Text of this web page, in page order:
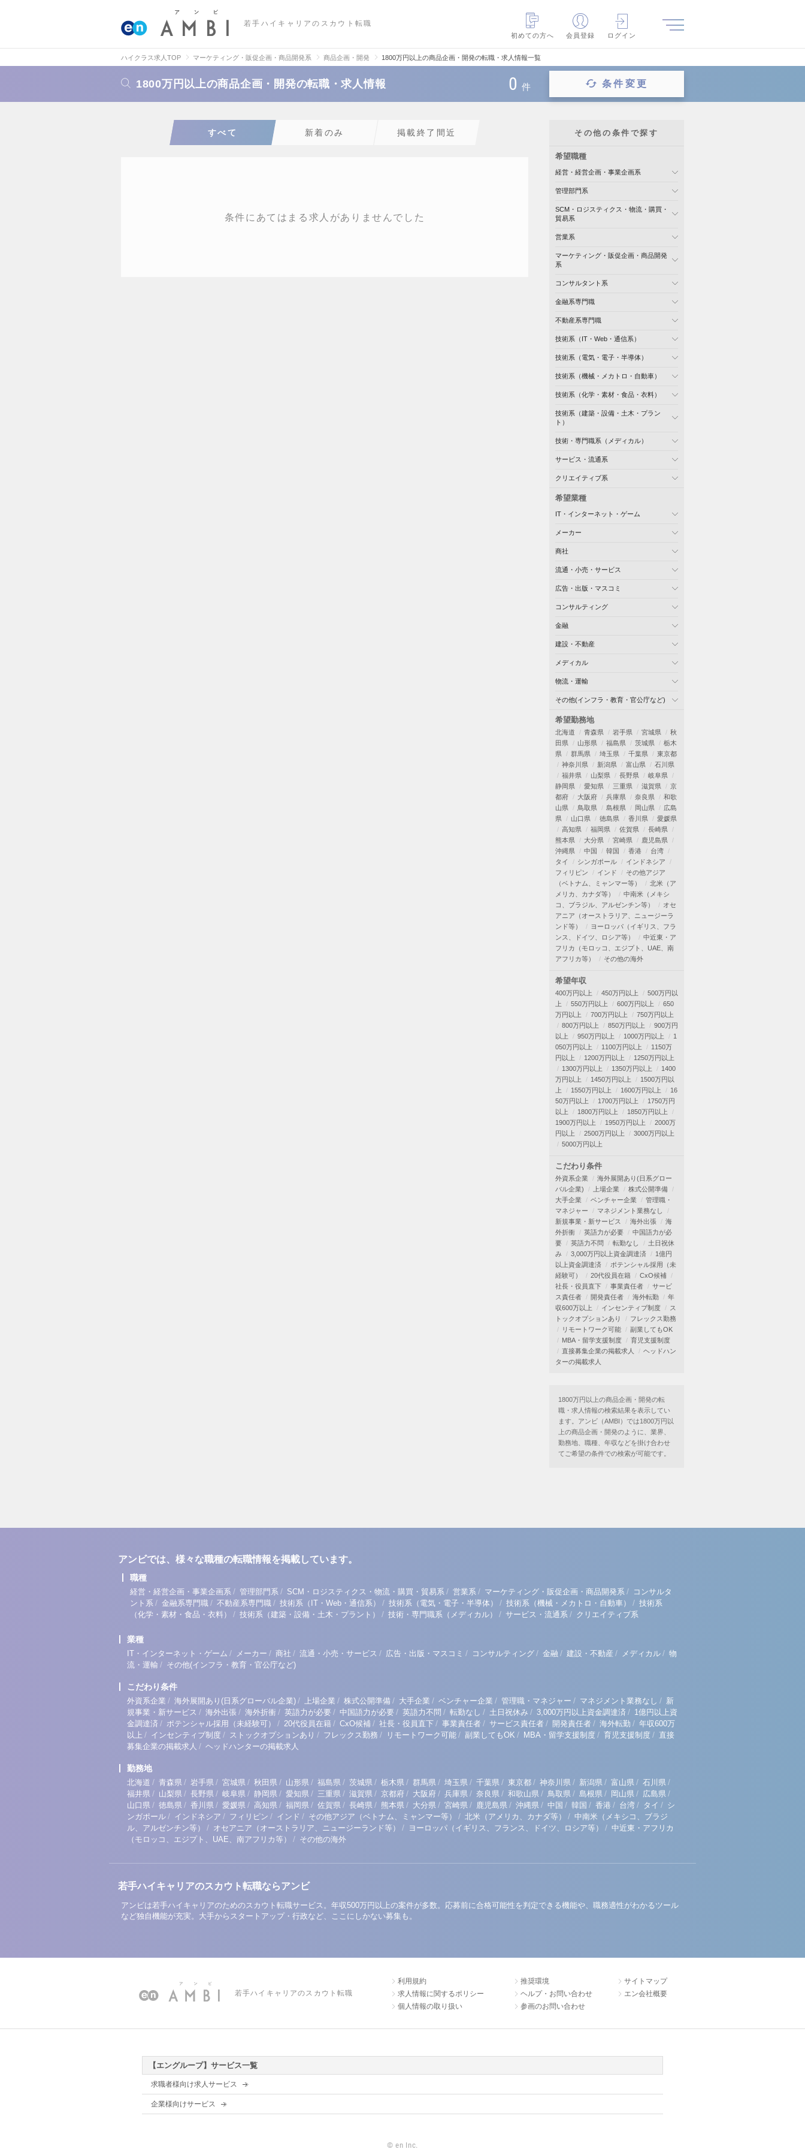
若手ハイキャリアのスカウト転職
初めての方へ
会員登録 ログイン
ハイクラス求人TOP マーケティング・販促企画・商品開発系 商品企画・開発 1800万円以上の商品企画・開発の転職・求人情報一覧
1800万円以上の商品企画・開発の転職・求人情報 0 件 条件変更
すべて 新着のみ 掲載終了間近
条件にあてはまる求人がありませんでした
その他の条件で探す
希望職種
経営・経営企画・事業企画系
管理部門系
SCM・ロジスティクス・物流・購買・
貿易系
営業系
マーケティング・販促企画・商品開発
系
コンサルタント系
金融系専門職
不動産系専門職
技術系（IT・Web・通信系）
技術系（電気・電子・半導体）
技術系（機械・メカトロ・自動車）
技術系（化学・素材・食品・衣料）
技術系（建築・設備・土木・プラン
ト）
技術・専門職系（メディカル）
サービス・流通系
クリエイティブ系
希望業種
IT・インターネット・ゲーム
メーカー
商社
流通・小売・サービス
広告・出版・マスコミ
コンサルティング
金融
建設・不動産
メディカル
物流・運輸
その他(インフラ・教育・官公庁など)
希望勤務地
北海道 青森県 岩手県 宮城県
秋
田県
山形県 福島県 茨城県
栃木
県
群馬県 埼玉県 千葉県
東京都
神奈川県
新潟県 富山県
石川県
福井県
山梨県 長野県
岐阜県
静岡県
愛知県 三重県 滋賀県
京
都府
大阪府 兵庫県 奈良県
和歌
山県
鳥取県 島根県 岡山県
広島
県
山口県 徳島県 香川県
愛媛県
高知県
福岡県 佐賀県
長崎県
熊本県
大分県 宮崎県
鹿児島県
沖縄県
中国 韓国 香港
台湾
タイ
シンガポール
インドネシア
フィリピン
インド
その他アジア
（ベトナム、ミャンマー等）
北米（ア
メリカ、カナダ等）
中南米（メキシ
コ、ブラジル、アルゼンチン等）
オセ
アニア（オーストラリア、ニュージーラ
ンド等）
ヨーロッパ（イギリス、フラ
ンス、ドイツ、ロシア等）
中近東・ア
フリカ（モロッコ、エジプト、UAE、南
アフリカ等）
その他の海外
希望年収
400万円以上 450万円以上
500万円以
上
550万円以上 600万円以上
650
万円以上
700万円以上
750万円以上
800万円以上
850万円以上
900万円
以上
950万円以上 1000万円以上
1
050万円以上
1100万円以上
1150万
円以上
1200万円以上
1250万円以上
1300万円以上
1350万円以上
1400
万円以上
1450万円以上
1500万円以
上
1550万円以上 1600万円以上
16
50万円以上
1700万円以上
1750万円
以上
1800万円以上
1850万円以上
1900万円以上
1950万円以上
2000万
円以上
2500万円以上
3000万円以上
5000万円以上
こだわり条件
外資系企業
海外展開あり(日系グロー
バル企業)
上場企業
株式公開準備
大手企業
ベンチャー企業
管理職・
マネジャー
マネジメント業務なし
新規事業・新サービス
海外出張
海
外折衝
英語力が必要
中国語力が必
要
英語力不問 転勤なし
土日祝休
み
3,000万円以上資金調達済
1億円
以上資金調達済
ポテンシャル採用（未
経験可）
20代役員在籍
CxO候補
社長・役員直下
事業責任者
サービ
ス責任者
開発責任者 海外転勤
年
収600万以上
インセンティブ制度
ス
トックオプションあり
フレックス勤務
リモートワーク可能
副業してもOK
MBA・留学支援制度
育児支援制度
直接募集企業の掲載求人
ヘッドハン
ターの掲載求人
1800万円以上の商品企画・開発の転
職・求人情報の検索結果を表示してい
ます。アンビ（AMBI）では1800万円以
上の商品企画・開発のように、業界、
勤務地、職種、年収などを掛け合わせ
てご希望の条件での検索が可能です。
アンビでは、様々な職種の転職情報を掲載しています。
職種
経営・経営企画・事業企画系 / 管理部門系 / SCM・ロジスティクス・物流・購買・貿易系 / 営業系 / マーケティング・販促企画・商品開発系 / コンサルタ
ント系 / 金融系専門職 / 不動産系専門職 / 技術系（IT・Web・通信系） / 技術系（電気・電子・半導体） / 技術系（機械・メカトロ・自動車） / 技術系
（化学・素材・食品・衣料）
/ 技術系（建築・設備・土木・プラント） / 技術・専門職系（メディカル） / サービス・流通系 / クリエイティブ系
業種
IT・インターネット・ゲーム / メーカー / 商社 / 流通・小売・サービス / 広告・出版・マスコミ / コンサルティング / 金融 / 建設・不動産 / メディカル / 物
流・運輸 / その他(インフラ・教育・官公庁など)
こだわり条件
外資系企業 / 海外展開あり(日系グローバル企業) / 上場企業 / 株式公開準備 / 大手企業 / ベンチャー企業 / 管理職・マネジャー / マネジメント業務なし / 新
規事業・新サービス / 海外出張 / 海外折衝 / 英語力が必要 / 中国語力が必要 / 英語力不問 / 転勤なし / 土日祝休み / 3,000万円以上資金調達済 / 1億円以上資
金調達済 / ポテンシャル採用（未経験可） / 20代役員在籍 / CxO候補 / 社長・役員直下 / 事業責任者 / サービス責任者 / 開発責任者 / 海外転勤 / 年収600万
以上 / インセンティブ制度 / ストックオプションあり / フレックス勤務 / リモートワーク可能 / 副業してもOK / MBA・留学支援制度 / 育児支援制度 / 直接
募集企業の掲載求人 / ヘッドハンターの掲載求人
勤務地
北海道 / 青森県 / 岩手県 / 宮城県 / 秋田県 / 山形県 / 福島県 / 茨城県 / 栃木県 / 群馬県 / 埼玉県 / 千葉県 / 東京都 / 神奈川県 / 新潟県 / 富山県 / 石川県 /
福井県 / 山梨県 / 長野県 / 岐阜県 / 静岡県 / 愛知県 / 三重県 / 滋賀県 / 京都府 / 大阪府 / 兵庫県 / 奈良県 / 和歌山県 / 鳥取県 / 島根県 / 岡山県 / 広島県 /
山口県 / 徳島県 / 香川県 / 愛媛県 / 高知県 / 福岡県 / 佐賀県 / 長崎県 / 熊本県 / 大分県 / 宮崎県 / 鹿児島県 / 沖縄県 / 中国 / 韓国 / 香港 / 台湾 / タイ / シ
ンガポール / インドネシア / フィリピン / インド / その他アジア（ベトナム、ミャンマー等） / 北米（アメリカ、カナダ等） / 中南米（メキシコ、ブラジ
ル、アルゼンチン等）
/ オセアニア（オーストラリア、ニュージーランド等） / ヨーロッパ（イギリス、フランス、ドイツ、ロシア等） / 中近東・アフリカ
（モロッコ、エジプト、UAE、南アフリカ等）
/ その他の海外
若手ハイキャリアのスカウト転職ならアンビ
アンビは若手ハイキャリアのためのスカウト転職サービス。年収500万円以上の案件が多数。応募前に合格可能性を判定できる機能や、職務適性がわかるツール
など独自機能が充実。大手からスタートアップ・行政など、ここにしかない募集も。
若手ハイキャリアのスカウト転職
利用規約
求人情報に関するポリシー
個人情報の取り扱い
推奨環境
ヘルプ・お問い合わせ
参画のお問い合わせ
サイトマップ
エン会社概要
【エングループ】サービス一覧
求職者様向け求人サービス
企業様向けサービス
© en Inc.